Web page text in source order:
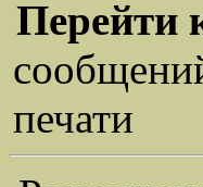
Перейти
печати